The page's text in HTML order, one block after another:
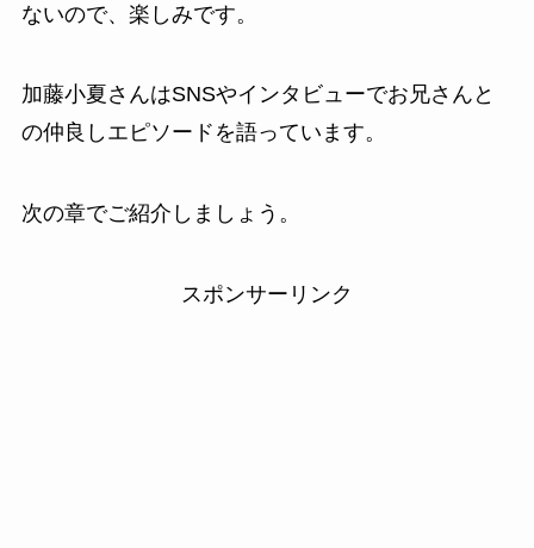
ないので、楽しみです。
加藤小夏さんはSNSやインタビューでお兄さんと
の仲良しエピソードを語っています。
次の章でご紹介しましょう。
スポンサーリンク